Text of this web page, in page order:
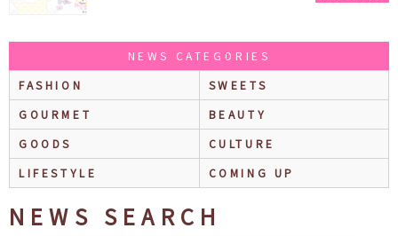
NEWS CATEGORIES
FASHION
SWEETS
GOURMET
BEAUTY
GOODS
CULTURE
LIFESTYLE
COMING UP
NEWS SEARCH